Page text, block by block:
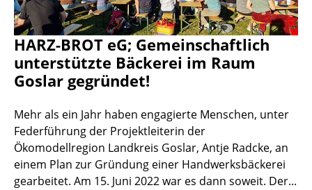
HARZ-BROT eG; Gemeinschaftlich
unterstützte Bäckerei im Raum
Goslar gegründet!
Mehr als ein Jahr haben engagierte Menschen, unter
Federführung der Projektleiterin der
Ökomodellregion Landkreis Goslar, Antje Radcke, an
einem Plan zur Gründung einer Handwerksbäckerei
gearbeitet. Am 15. Juni 2022 war es dann soweit. Der...